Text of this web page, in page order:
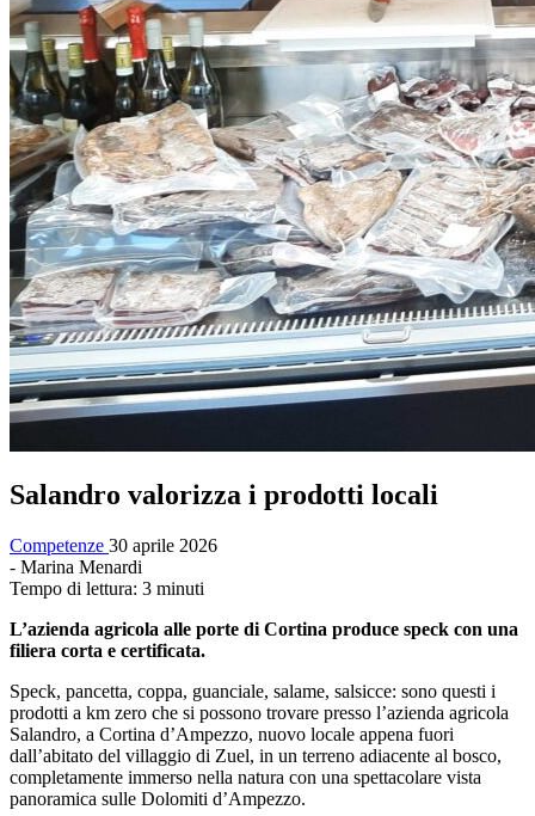
Salandro valorizza i prodotti locali
Competenze 30 aprile 2026
- Marina Menardi
Tempo di lettura: 3 minuti
L’azienda agricola alle porte di Cortina produce speck con una
filiera corta e certificata.
Speck, pancetta, coppa, guanciale, salame, salsicce: sono questi i
prodotti a km zero che si possono trovare presso l’azienda agricola
Salandro, a Cortina d’Ampezzo, nuovo locale appena fuori
dall’abitato del villaggio di Zuel, in un terreno adiacente al bosco,
completamente immerso nella natura con una spettacolare vista
panoramica sulle Dolomiti d’Ampezzo.